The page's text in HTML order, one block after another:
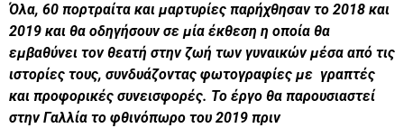
Όλα, 60 πορτραίτα και μαρτυρίες παρήχθησαν το 2018 και
2019 και θα οδηγήσουν σε μία έκθεση η οποία θα
εμβαθύνει τον θεατή στην ζωή των γυναικών μέσα από τις
ιστορίες τους, συνδυάζοντας φωτογραφίες με γραπτές
και προφορικές συνεισφορές. Το έργο θα παρουσιαστεί
στην Γαλλία το φθινόπωρο του 2019 πριν